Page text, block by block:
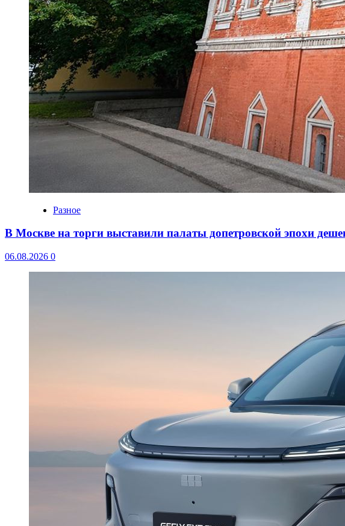
Разное
В Москве на торги выставили палаты допетровской эпохи
06.08.2026 0